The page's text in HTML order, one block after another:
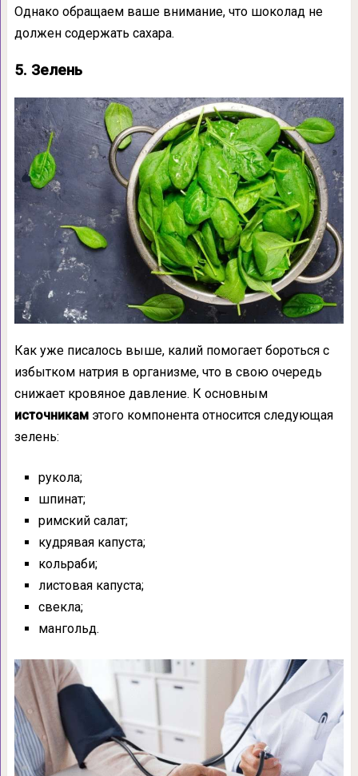
Однако обращаем ваше внимание, что шоколад не
должен содержать сахара.
5. Зелень
Как уже писалось выше, калий помогает бороться с
избытком натрия в организме, что в свою очередь
снижает кровяное давление. К основным
источникамэтого компонента относится следующая
зелень:
рукола;
шпинат;
римский салат;
кудрявая капуста;
кольраби;
листовая капуста;
свекла;
мангольд.